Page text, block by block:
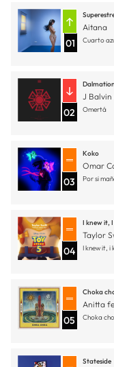
01
Aitana
Cuarto
02
Dalmation
J Balvin
Omertá
03
Koko
Omar
Por si
04
I knew it,
Taylor
I knew it, i
05
Choka
Anitta
Choka
Stateside